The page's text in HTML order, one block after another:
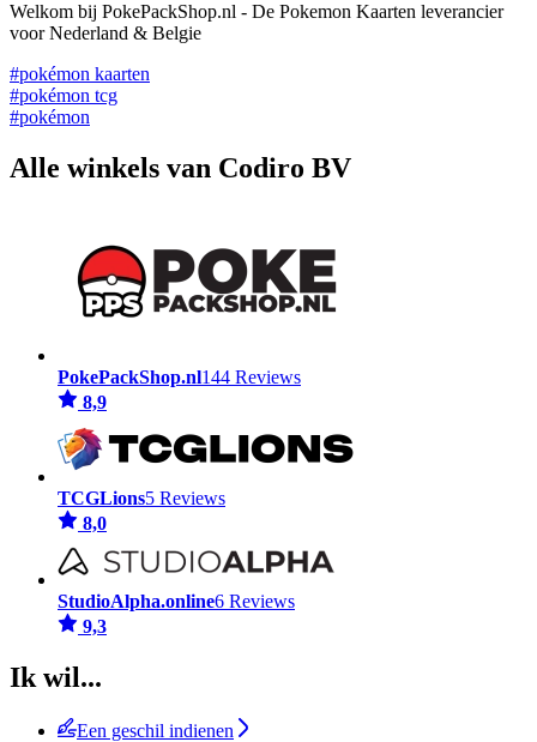
Welkom bij PokePackShop.nl - De Pokemon Kaarten leverancier
voor Nederland & Belgie
#pokémon kaarten
#pokémon tcg
#pokémon
Alle winkels van Codiro BV
PokePackShop.nl144 Reviews
8,9
TCGLions5 Reviews
8,0
StudioAlpha.online6 Reviews
9,3
Ik wil...
Een geschil indienen